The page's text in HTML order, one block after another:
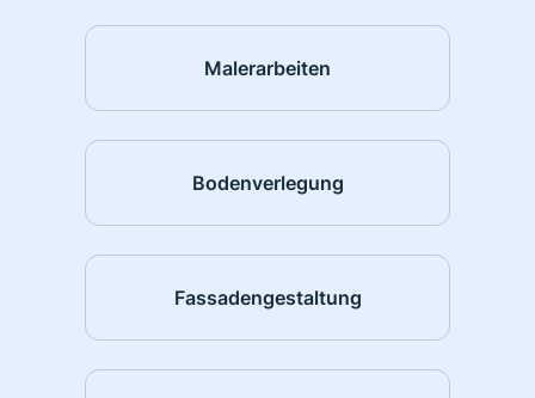
Malerarbeiten
Bodenverlegung
Fassadengestaltung